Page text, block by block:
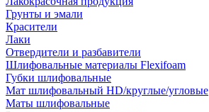
Грунты и эмали
Красители
Лаки
Отвердители и разбавители
Шлифовальные материалы Flexifoam
Губки шлифовальные
Мат шлифовальный HD/круглые/угловые
Маты шлифовальные